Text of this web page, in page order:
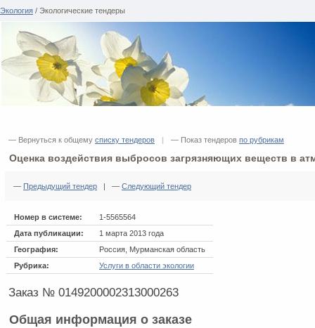
Экология / Экологические тендеры
— Вернуться к общему списку тендеров | — Показ тендеров по рубрикам
Оценка воздействия выбросов загрязняющих веществ в
— Предыдущий тендер | — Следующий тендер
Номер в системе:
1-5565564
Дата публикации:
1 марта 2013 года
География:
Россия, Мурманская область
Рубрика:
Услуги в области экологии
Заказ № 0149200002313000263
Общая информация о заказе